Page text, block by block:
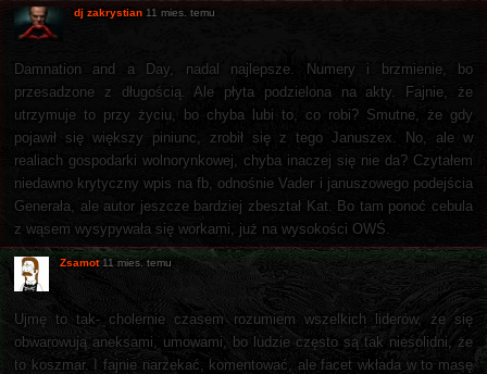
dj zakrystian 11 mies. temu
Damnation and a Day, nadal najlepsze. Numery i brzmienie, bo
przesadzone z długością. Ale płyta podzielona na akty. Fajnie, że
utrzymuje to przy życiu, bo chyba lubi to, co robi? Smutne, że gdy
pojawił się większy piniunc, zrobił się z tego Januszex. No, ale w
realiach gospodarki wolnorynkowej, chyba inaczej się nie da? Czytałem
niedawno krytyczny wpis na fb, odnośnie Vader i januszowego podejścia
Generała, ale autor jeszcze bardziej zbeształ Kat. Bo tam ponoć cebula
z wąsem wysypywała się workami, już na wysokości OWŚ.
Zsamot 11 mies. temu
Ujmę to tak- cholernie czasem rozumiem wszelkich liderów, że się
obwarowują aneksami, umowami, bo ludzie często są tak niesolidni, że
to koszmar. I fajnie narzekać, komentować, ale facet wkłada w to masę